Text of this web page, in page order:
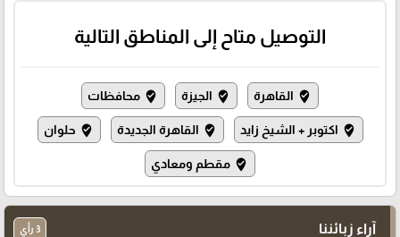
التوصيل متاح إلى المناطق التالية
where_to_vote القاهرة where_to_vote الجيزة where_to_vote محافظات
where_to_vote اكتوبر + الشيخ زايد where_to_vote القاهرة الجديدة where_to_vote حلوان
where_to_vote مقطم ومعادي
آراء زبائننا 3 رأي